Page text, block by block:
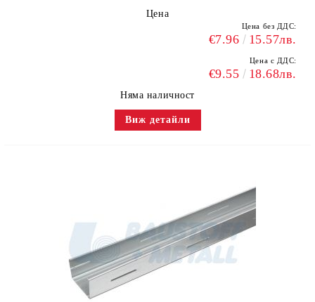
Цена
Цена без ДДС:
€7.96 15.57лв.
Цена с ДДС:
€9.55 18.68лв.
Няма наличност
Виж детайли